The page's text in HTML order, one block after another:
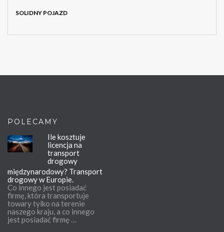
SOLIDNY POJAZD
POLECAMY
Ile kosztuje
licencja na
transport
drogowy
międzynarodowy? Transport
drogowy w Europie.
Co innego jest posiadać
firmę, która transportuje
towary tylko na terenie
naszego kraju, a co innego
jest posiadać firmę …